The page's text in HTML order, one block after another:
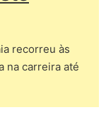
recorreu às
na carreira até